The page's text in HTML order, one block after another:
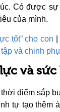
Có được
của mình.
tốt” cho con |
và chinh
và
điểm sắp
tự tạo thêm